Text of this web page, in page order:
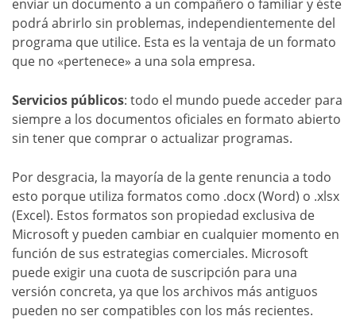
enviar un documento a un compañero o familiar y éste
podrá abrirlo sin problemas, independientemente del
programa que utilice. Esta es la ventaja de un formato
que no «pertenece» a una sola empresa.
Servicios públicos: todo el mundo puede acceder para
siempre a los documentos oficiales en formato abierto
sin tener que comprar o actualizar programas.
Por desgracia, la mayoría de la gente renuncia a todo
esto porque utiliza formatos como .docx (Word) o .xlsx
(Excel). Estos formatos son propiedad exclusiva de
Microsoft y pueden cambiar en cualquier momento en
función de sus estrategias comerciales. Microsoft
puede exigir una cuota de suscripción para una
versión concreta, ya que los archivos más antiguos
pueden no ser compatibles con los más recientes.